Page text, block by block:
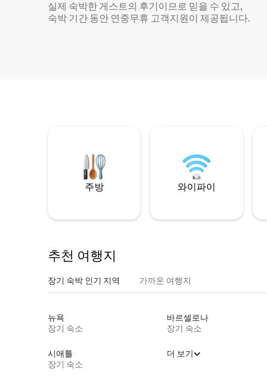
실제 숙박한 게스트의 후기이므로 믿을 수 있고,
숙박 기간 동안 연중무휴 고객지원이 제공됩니다.
주방 와이파이
추천 여행지
장기 숙박 인기 지역 가까운 여행지
뉴욕
장기 숙소
바르셀로나
장기 숙소
시애틀
장기 숙소
더 보기